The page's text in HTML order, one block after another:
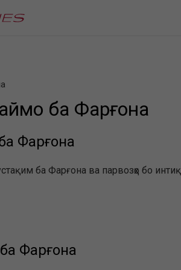
ба Фарғона
Фарғона
ба Фарғона ва парвозҳо бо
Фарғона